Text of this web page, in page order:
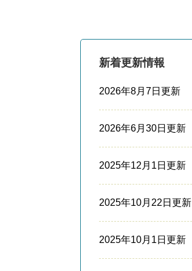
新着更新情報
2026年8月7日更新
2026年6月30日更新
2025年12月1日更新
2025年10月22日更新
2025年10月1日更新